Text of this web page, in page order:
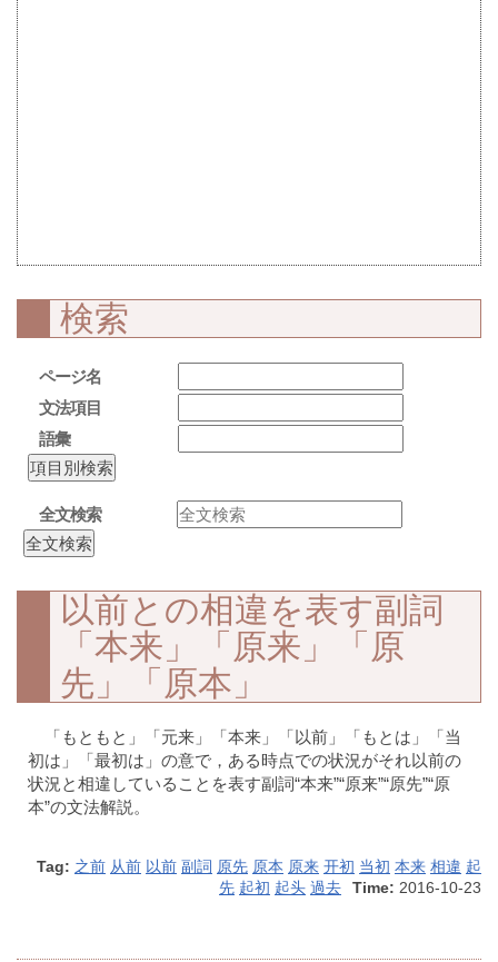
検索
ページ名
文法項目
語彙
全文検索
以前との相違を表す副詞
「本来」「原来」「原
先」「原本」
「もともと」「元来」「本来」「以前」「もとは」「当
初は」「最初は」の意で，ある時点での状況がそれ以前の
状況と相違していることを表す副詞“本来”“原来”“原先”“原
本”の文法解説。
Tag: 之前 从前 以前 副詞 原先 原本 原来 开初 当初 本来 相違 起
先 起初 起头 過去 Time: 2016-10-23